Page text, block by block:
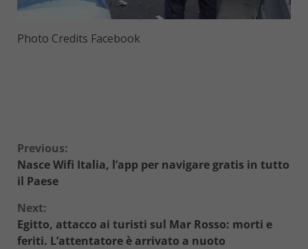
Photo Credits Facebook
Continue
Reading
Previous:
Nasce Wifi Italia, l’app per navigare gratis in tutto
il Paese
Next:
Egitto, attacco ai turisti sul Mar Rosso: morti e
feriti. L’attentatore è arrivato a nuoto